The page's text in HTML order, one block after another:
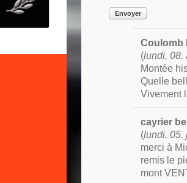
Envoyer
Coulomb
(lundi, 08.
Montée
Quelle
Vivement
cayrier
(lundi, 05.
merci à
remis le
mont